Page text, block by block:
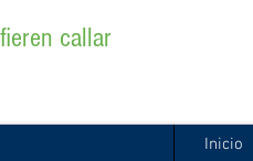
callar
Inicio